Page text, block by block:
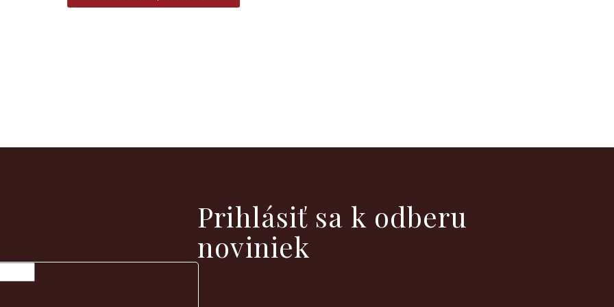
Prihlásiť sa k odberu
noviniek